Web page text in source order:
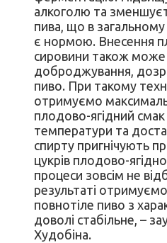
алкоголю та
пива, що в
є нормою. Внесення
сировини також може
доброджування,
пиво. При такому
отримуємо
плодово-ягідний
температури та
спирту пригнічують
цукрів плодово-
процеси зовсім не
результаті
повнотіле пиво з
доволі стабільне, –
Худобіна.